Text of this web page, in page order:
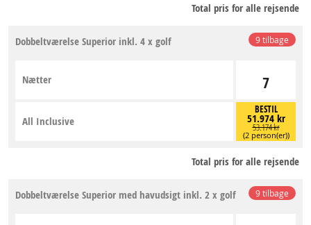
Total pris for alle rejsende
9 tilbage
Dobbeltværelse Superior inkl. 4 x golf
7
Nætter
BESTIL
51.974 kr
53.174 kr
(2 person(er))
All Inclusive
Total pris for alle rejsende
9 tilbage
Dobbeltværelse Superior med havudsigt inkl. 2 x golf